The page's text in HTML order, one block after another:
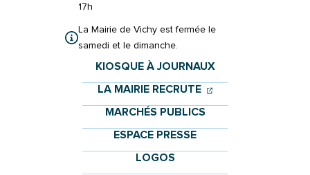
17h
La Mairie de Vichy est fermée le
samedi et le dimanche.
KIOSQUE À JOURNAUX
LA MAIRIE RECRUTE (OUVERTURE
(OUVERTURE
MARCHÉS PUBLICS
ESPACE PRESSE
LOGOS